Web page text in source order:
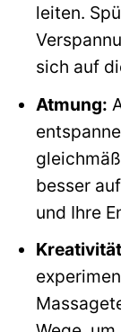
leiten.
sich auf
Atmung:
besser
und Ihre